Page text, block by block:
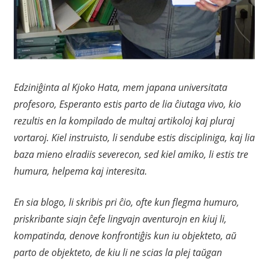
Edziniĝinta al Kjoko Hata, mem japana universitata
profesoro, Esperanto estis parto de lia ĉiutaga vivo, kio
rezultis en la kompilado de multaj artikoloj kaj pluraj
vortaroj. Kiel instruisto, li sendube estis discipliniga, kaj lia
baza mieno elradiis severecon, sed kiel amiko, li estis tre
humura, helpema kaj interesita.
En sia blogo, li skribis pri ĉio, ofte kun flegma humuro,
priskribante siajn ĉefe lingvajn aventurojn en kiuj li,
kompatinda, denove konfrontiĝis kun iu objekteto, aŭ
parto de objekteto, de kiu li ne scias la plej taŭgan